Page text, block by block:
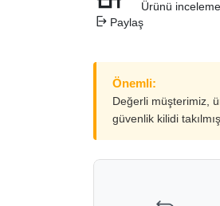
Ürünü
Paylaş
Önemli:
Değerli müşterimiz,
güvenlik kilidi